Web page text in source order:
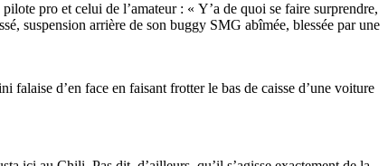
pro et celui de l’amateur : « Y’a de quoi se faire surprendre,
suspension arrière de son buggy SMG abîmée, blessée par une
falaise d’en face en faisant frotter le bas de caisse d’une voiture